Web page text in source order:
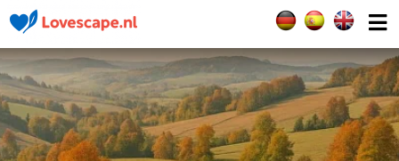
Selecteer de taal